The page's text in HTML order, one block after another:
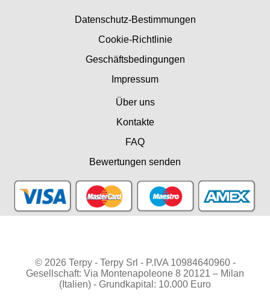
Datenschutz-Bestimmungen
Cookie-Richtlinie
Geschäftsbedingungen
Impressum
Über uns
Kontakte
FAQ
Bewertungen senden
© 2026 Terpy - Terpy Srl - P.IVA 10984640960 -
Gesellschaft: Via Montenapoleone 8 20121 – Milan
(Italien) - Grundkapital: 10.000 Euro